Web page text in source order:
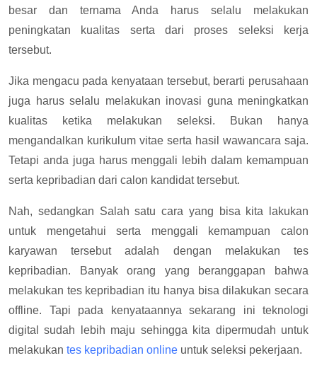
besar dan ternama Anda harus selalu melakukan
peningkatan kualitas serta dari proses seleksi kerja
tersebut.
Jika mengacu pada kenyataan tersebut, berarti perusahaan
juga harus selalu melakukan inovasi guna meningkatkan
kualitas ketika melakukan seleksi. Bukan hanya
mengandalkan kurikulum vitae serta hasil wawancara saja.
Tetapi anda juga harus menggali lebih dalam kemampuan
serta kepribadian dari calon kandidat tersebut.
Nah, sedangkan Salah satu cara yang bisa kita lakukan
untuk mengetahui serta menggali kemampuan calon
karyawan tersebut adalah dengan melakukan tes
kepribadian. Banyak orang yang beranggapan bahwa
melakukan tes kepribadian itu hanya bisa dilakukan secara
offline. Tapi pada kenyataannya sekarang ini teknologi
digital sudah lebih maju sehingga kita dipermudah untuk
melakukan tes kepribadian online untuk seleksi pekerjaan.